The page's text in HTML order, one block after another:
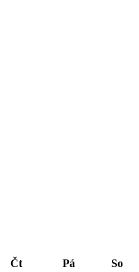
Čt Pá
So